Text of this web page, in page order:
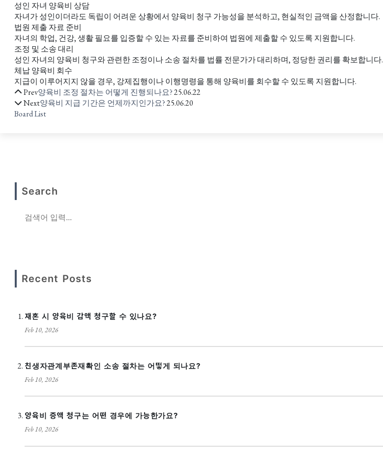
성인 자녀 양육비 상담
자녀가 성인이더라도 독립이 어려운 상황에서 양육비 청구 가능성을 분석하고, 현실적인 금액을 산정합니다.
법원 제출 자료 준비
자녀의 학업, 건강, 생활 필요를 입증할 수 있는 자료를 준비하여 법원에 제출할 수 있도록 지원합니다.
조정 및 소송 대리
성인 자녀의 양육비 청구와 관련한 조정이나 소송 절차를 법률 전문가가 대리하며, 정당한 권리를 확보합니다.
체납 양육비 회수
지급이 이루어지지 않을 경우, 강제집행이나 이행명령을 통해 양육비를 회수할 수 있도록 지원합니다.
Prev양육비 조정 절차는 어떻게 진행되나요?25.06.22
Next양육비 지급 기간은 언제까지인가요?25.06.20
Board List
Search
Recent Posts
재혼 시 양육비 감액 청구할 수 있나요?
Feb 10, 2026
친생자관계부존재확인 소송 절차는 어떻게 되나요?
Feb 10, 2026
양육비 증액 청구는 어떤 경우에 가능한가요?
Feb 10, 2026